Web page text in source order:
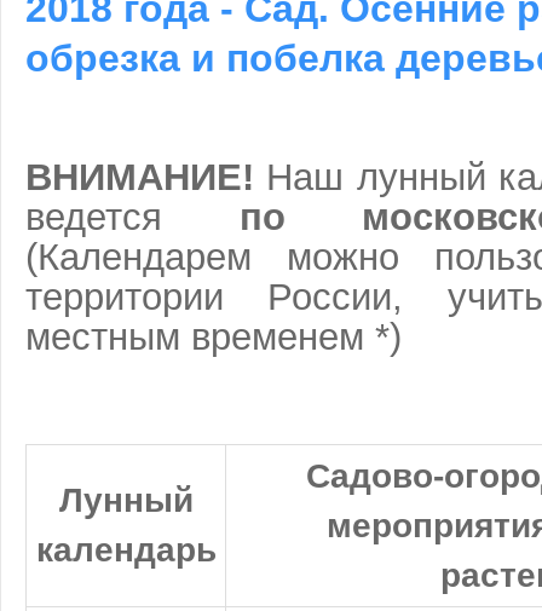
2018 года - Сад. Осенние
обрезка и побелка
ВНИМАНИЕ! Наш лунный
ведется по
(Календарем можно
территории России,
местным временем *)
Лунный
календарь
Садово-